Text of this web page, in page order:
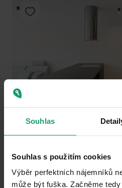
Souhlas
Souhlas s použitím cookies
Výběr perfektních nájemníků
může být fuška. Začněme
Add to favorites
FLAT TO RENT
3+kk 55 m²
Partially equipped • Lift • Cellar 2 m²